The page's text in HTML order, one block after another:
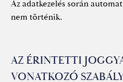
Az adatkezelés során
nem történik.
AZ ÉRINTETTI
VONATKOZÓ